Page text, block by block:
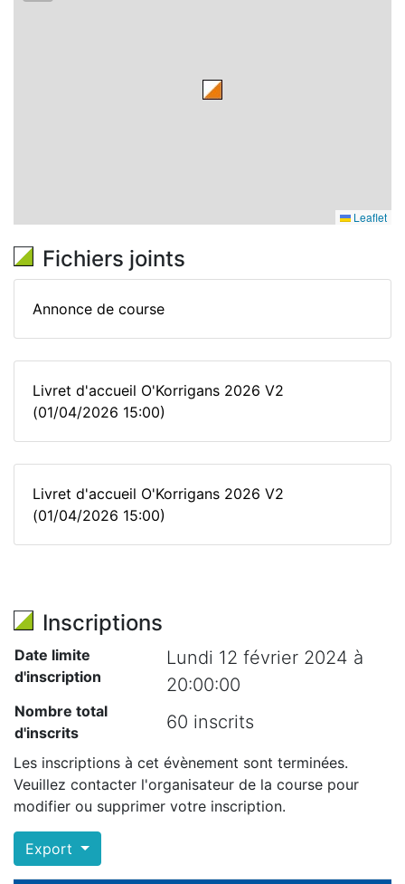
Leaflet
Fichiers joints
Annonce de course
Livret d'accueil O'Korrigans 2026 V2
(01/04/2026 15:00)
Livret d'accueil O'Korrigans 2026 V2
(01/04/2026 15:00)
Inscriptions
Date limite
d'inscription
Lundi 12 février 2024 à
20:00:00
Nombre total
d'inscrits
60 inscrits
Les inscriptions à cet évènement sont terminées.
Veuillez contacter l'organisateur de la course pour
modifier ou supprimer votre inscription.
Export